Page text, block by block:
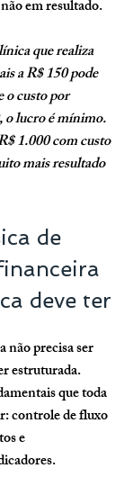
em resultado.
que realiza
a R$ 150 pode
o custo por
lucro é mínimo.
1.000 com custo
mais resultado
de
deve ter
precisa ser
estruturada.
que toda
controle de fluxo
e